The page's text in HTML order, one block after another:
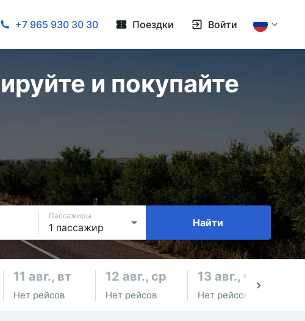
+7 965 930 30 30 Поездки Войти
и покупайте
Пассажиры
Найти
11 авг., вт
Нет рейсов
12 авг., ср
Нет рейсов
13 авг., чт
Нет рейсов